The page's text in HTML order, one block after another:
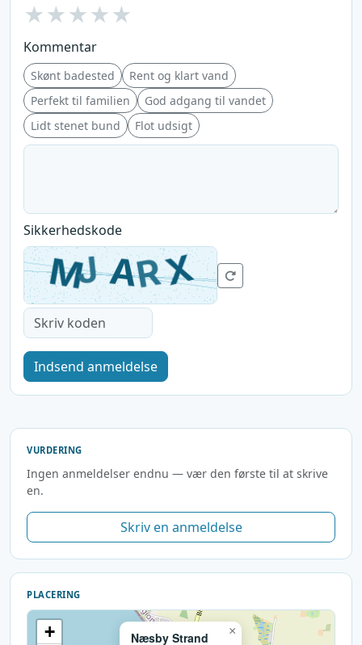
★★★★★
Kommentar
Skønt badested
Rent og klart vand
Perfekt til familien
God adgang til vandet
Lidt stenet bund
Flot udsigt
Sikkerhedskode
Indsend anmeldelse
VURDERING
Ingen anmeldelser endnu — vær den første til at skrive
en.
Skriv en anmeldelse
PLACERING
Næsby Strand ×
+